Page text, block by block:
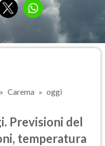
Carema oggi
Previsioni del
temperatura